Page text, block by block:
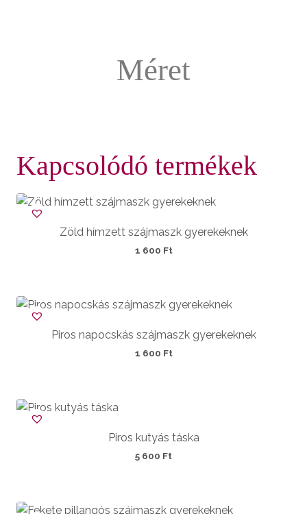
Méret
Kapcsolódó termékek
Zöld hímzett szájmaszk gyerekeknek
1 600 Ft
Piros napocskás szájmaszk gyerekeknek
1 600 Ft
Piros kutyás táska
5 600 Ft